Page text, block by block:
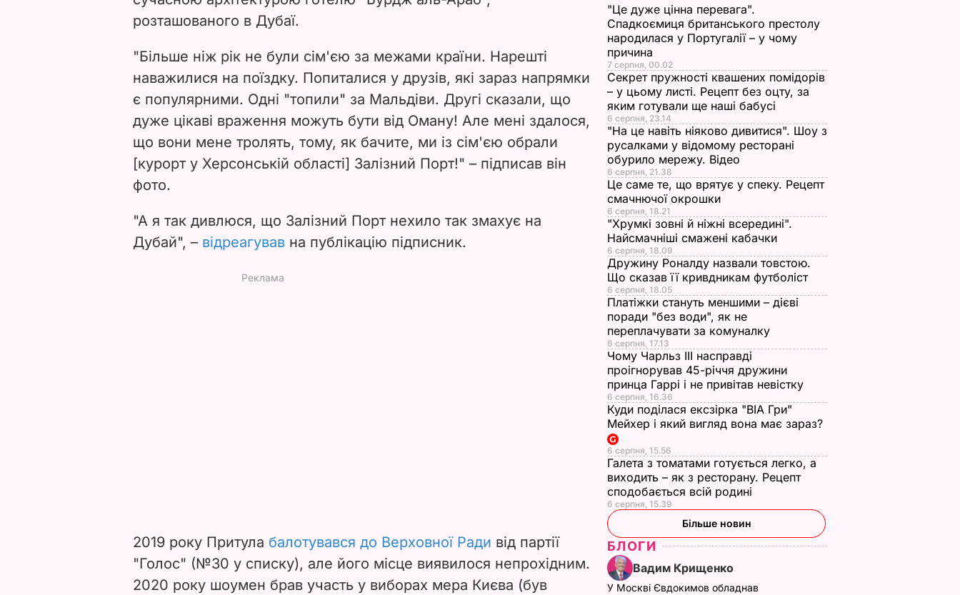
e
o
розташованого в Дубаї.
"Більше ніж рік не були сім'єю за межами країни. Нарешті
наважилися на поїздку. Попиталися у друзів, які зараз напрямки
є популярними. Одні "топили" за Мальдіви. Другі сказали, що
дуже цікаві враження можуть бути від Оману! Але мені здалося,
що вони мене тролять, тому, як бачите, ми із сім'єю обрали
[курорт у Херсонській області] Залізний Порт!" – підписав він
фото.
"А я так дивлюся, що Залізний Порт нехило так змахує на
Дубай", – відреагував на публікацію підписник.
2019 року Притула балотувався до Верховної Ради від партії
"Голос" (№30 у списку), але його місце виявилося непрохідним.
2020 року шоумен брав участь у виборах мера Києва (був
"Це дуже цінна перевага".
Спадкоємиця британського престолу
народилася у Португалії – у чому
причина
7 серпня, 00.02
Секрет пружності квашених помідорів
– у цьому листі. Рецепт без оцту, за
яким готували ще наші бабусі
6 серпня, 23.14
"На це навіть ніяково дивитися". Шоу з
русалками у відомому ресторані
обурило мережу. Відео
6 серпня, 21.38
Це саме те, що врятує у спеку. Рецепт
смачнючої окрошки
6 серпня, 18.21
"Хрумкі зовні й ніжні всередині".
Найсмачніші смажені кабачки
6 серпня, 18.09
Дружину Роналду назвали товстою.
Що сказав її кривдникам футболіст
6 серпня, 18.05
Платіжки стануть меншими – дієві
поради "без води", як не
переплачувати за комуналку
6 серпня, 17.13
Чому Чарльз III насправді
проігнорував 45-річчя дружини
принца Гаррі і не привітав невістку
6 серпня, 16.36
Куди поділася ексзірка "ВІА Гри"
Мейхер і який вигляд вона має зараз?
6 серпня, 15.56
Галета з томатами готується легко, а
виходить – як з ресторану. Рецепт
сподобається всій родині
6 серпня, 15.39
Більше новин
БЛОГИ
Вадим Крищенко
У Москві Євдокимов обладнав